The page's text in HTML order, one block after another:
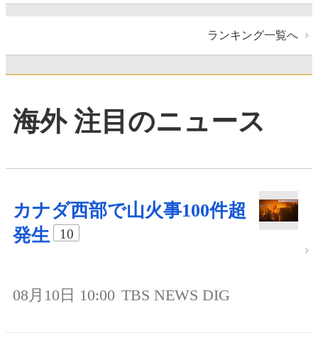
ランキング一覧へ
海外 注目のニュース
カナダ西部で山火事100件超
発生
10
08月10日 10:00 TBS NEWS DIG